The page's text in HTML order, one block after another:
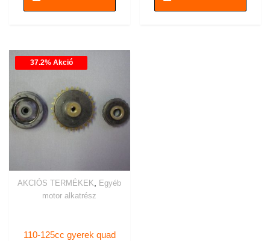
37.2% Akció
AKCIÓS TERMÉKEK
Egyéb
motor alkatrész
110-125cc gyerek quad